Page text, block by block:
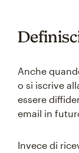
Anche
o si iscrive
essere
email in
Invece di